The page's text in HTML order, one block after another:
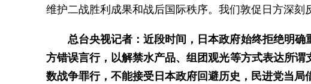
维护二战胜利成果和战后国际秩序。我们敦促日方深刻
总台央视记者：近段时间，日本政府始终拒绝明
方错误言行，以解禁水产品、组团观光等方式表达所
数战争罪行，不能接受日本政府回避历史，民进党当